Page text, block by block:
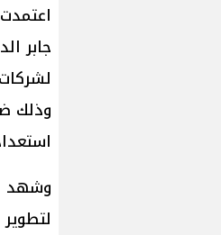
جابر
وذلك
وشهد